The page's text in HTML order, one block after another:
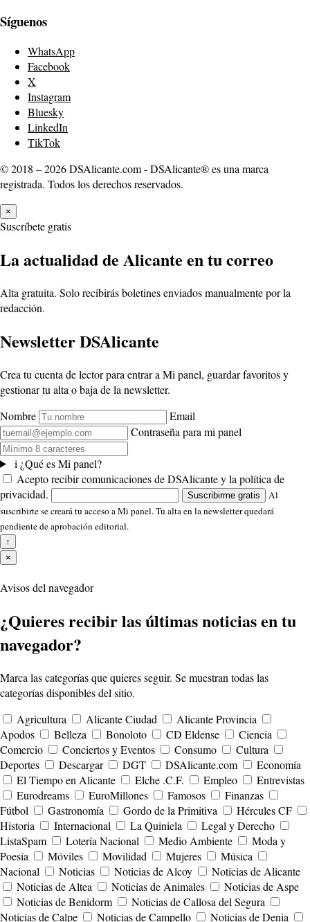
Síguenos
WhatsApp
Facebook
X
Instagram
Bluesky
LinkedIn
TikTok
© 2018 – 2026 DSAlicante.com - DSAlicante® es una marca
registrada. Todos los derechos reservados.
×
Suscríbete gratis
La actualidad de Alicante en tu correo
Alta gratuita. Solo recibirás boletines enviados manualmente por la
redacción.
Newsletter DSAlicante
Crea tu cuenta de lector para entrar a Mi panel, guardar favoritos y
gestionar tu alta o baja de la newsletter.
Nombre
Email
Contraseña para mi panel
i ¿Qué es Mi panel?
Acepto recibir comunicaciones de DSAlicante y la política de
privacidad.
Suscribirme gratis
Al
suscribirte se creará tu acceso a Mi panel. Tu alta en la newsletter quedará
pendiente de aprobación editorial.
↑
×
Avisos del navegador
¿Quieres recibir las últimas noticias en tu
navegador?
Marca las categorías que quieres seguir. Se muestran todas las
categorías disponibles del sitio.
Agricultura
Alicante Ciudad
Alicante Provincia
Apodos
Belleza Bonoloto CD Eldense
Ciencia
Comercio
Conciertos y Eventos Consumo
Cultura
Deportes
Descargar DGT DSAlicante.com
Economía
El Tiempo en Alicante
Elche .C.F. Empleo
Entrevistas
Eurodreams
EuroMillones Famosos
Finanzas
Fútbol
Gastronomía Gordo de la Primitiva
Hércules CF
Historia
Internacional La Quiniela
Legal y Derecho
ListaSpam
Lotería Nacional Medio Ambiente
Moda y
Poesía
Móviles Movilidad Mujeres
Música
Nacional
Noticias Noticias de Alcoy
Noticias de Alicante
Noticias de Altea
Noticias de Animales
Noticias de Aspe
Noticias de Benidorm
Noticias de Callosa del Segura
Noticias de Calpe
Noticias de Campello Noticias de Denia